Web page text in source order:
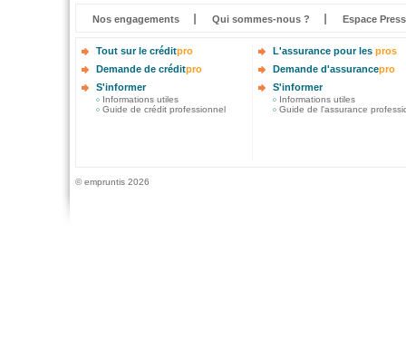
Nos engagements Qui sommes-nous ? Espace
Tout sur le créditpro
Demande de créditpro
S'informer
Informations utiles
Guide de crédit professionnel
L'assurance pour les pros
Demande d'assurancepro
S'informer
Informations utiles
Guide de l'assurance
© empruntis 2026